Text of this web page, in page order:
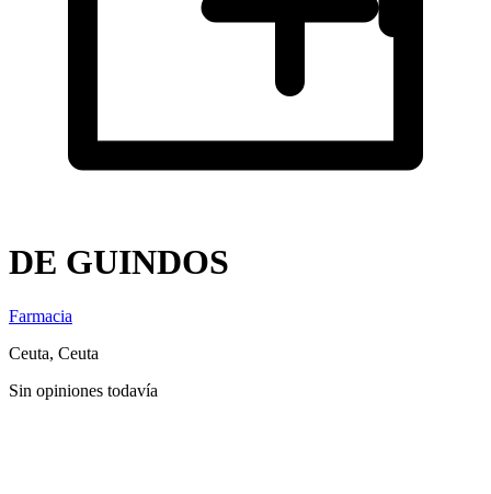
DE GUINDOS
Farmacia
Ceuta, Ceuta
Sin opiniones todavía